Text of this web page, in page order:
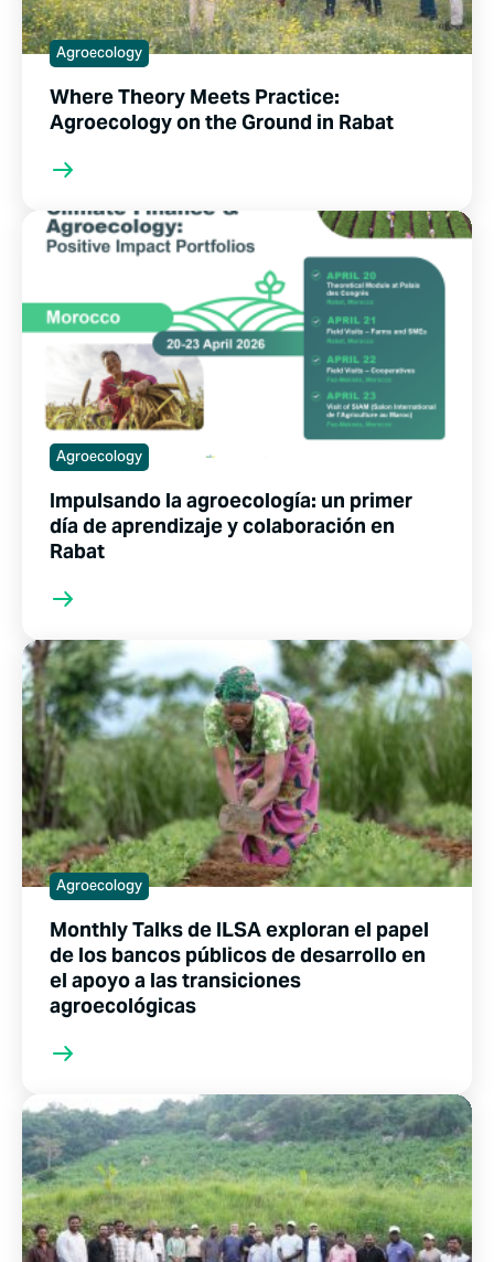
Agroecology
Where Theory Meets Practice:
Agroecology on the Ground in Rabat
Agroecology
Impulsando la agroecología: un primer
día de aprendizaje y colaboración en
Rabat
Agroecology
Monthly Talks de ILSA exploran el papel
de los bancos públicos de desarrollo en
el apoyo a las transiciones
agroecológicas